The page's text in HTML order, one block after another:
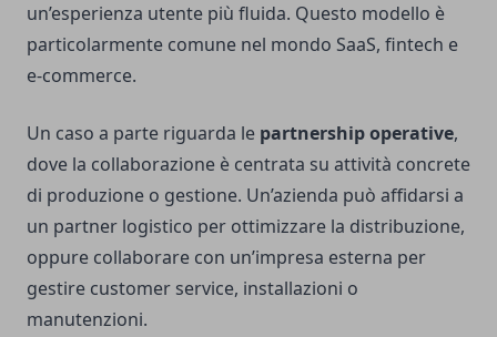
un’esperienza utente più fluida. Questo modello è
particolarmente comune nel mondo SaaS, fintech e
e-commerce.
Un caso a parte riguarda le partnership operative,
dove la collaborazione è centrata su attività concrete
di produzione o gestione. Un’azienda può affidarsi a
un partner logistico per ottimizzare la distribuzione,
oppure collaborare con un’impresa esterna per
gestire customer service, installazioni o
manutenzioni.